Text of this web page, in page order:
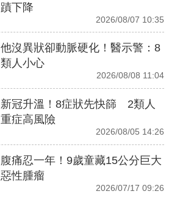
蹟下降
2026/08/07 10:35
他沒異狀卻動脈硬化！醫示警：8
類人小心
2026/08/08 11:04
新冠升溫！8症狀先快篩 2類人
重症高風險
2026/08/05 14:26
腹痛忍一年！9歲童藏15公分巨大
惡性腫瘤
2026/07/17 09:26